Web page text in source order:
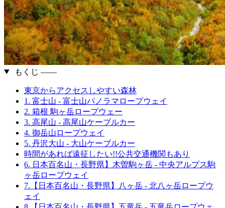
もくじ ――
東京からアクセスしやすい森林
1. 富士山 - 富士山パノラマロープウェイ
2. 箱根 駒ヶ岳ロープウェー
3. 高尾山 - 高尾山ケーブルカー
4. 御岳山ロープウェイ
5. 丹沢大山 - 大山ケーブルカー
時間があれば遠征したい!!公共交通機関もあり
6. 日本百名山・長野県】木曽駒ヶ岳 - 中央アルプス駒
ヶ岳ロープウェイ
7.【日本百名山・長野県】八ヶ岳 - 北八ヶ岳ロープウ
ェイ